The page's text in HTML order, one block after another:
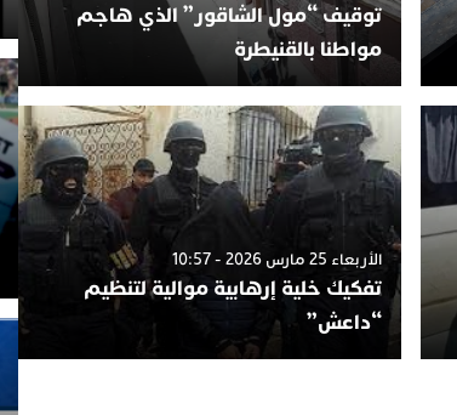
توقيف “مول الشاقور” الذي هاجم
مواطنا بالقنيطرة
الأربعاء 25 مارس 2026 - 10:57
تفكيك خلية إرهابية موالية لتنظيم
“داعش”